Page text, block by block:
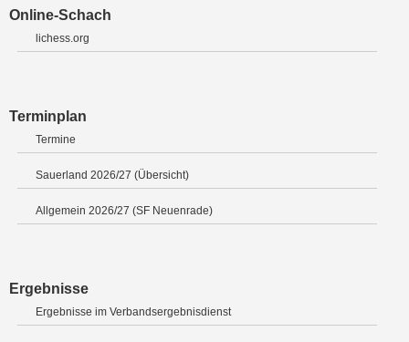
Online-Schach
lichess.org
Terminplan
Termine
Sauerland 2026/27 (Übersicht)
Allgemein 2026/27 (SF Neuenrade)
Ergebnisse
Ergebnisse im Verbandsergebnisdienst